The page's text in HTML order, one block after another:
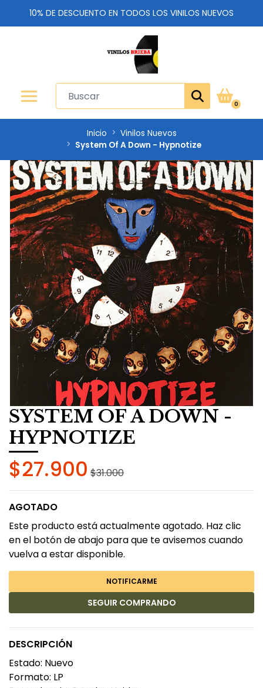
10% DE DESCUENTO EN TODOS LOS VINILOS NUEVOS
0
Inicio
Vinilos Nuevos
System Of A Down - Hypnotize
SYSTEM OF A DOWN -
HYPNOTIZE
$27.900 $31.000
AGOTADO
Este producto está actualmente agotado. Haz clic
en el botón de abajo para que te avisemos cuando
vuelva a estar disponible.
NOTIFICARME
SEGUIR COMPRANDO
DESCRIPCIÓN
Estado: Nuevo
Formato: LP